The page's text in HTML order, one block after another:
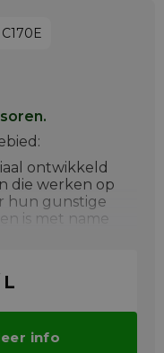
ontwikkeld
die werken op
hun gunstige
is met name
vrijwel alle
info